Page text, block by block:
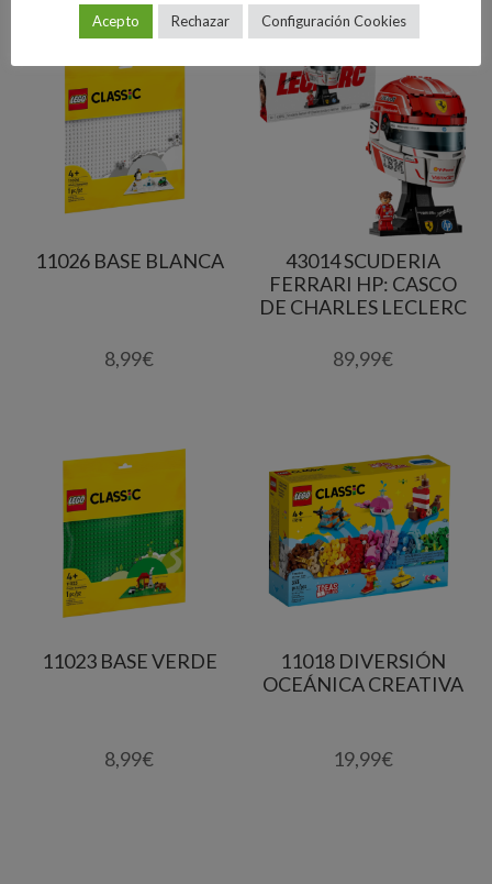
11026 BASE BLANCA
8,99€
43014 SCUDERIA
FERRARI HP: CASCO
DE CHARLES LECLERC
89,99€
11023 BASE VERDE
8,99€
11018 DIVERSIÓN
OCEÁNICA CREATIVA
19,99€
Acepto Rechazar Configuración Cookies